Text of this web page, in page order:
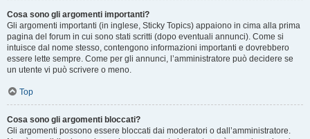
Cosa sono gli argomenti importanti?
Gli argomenti importanti (in inglese, Sticky Topics) appaiono in cima alla prima
pagina del forum in cui sono stati scritti (dopo eventuali annunci). Come si
intuisce dal nome stesso, contengono informazioni importanti e dovrebbero
essere lette sempre. Come per gli annunci, l’amministratore può decidere se
un utente vi può scrivere o meno.
Top
Cosa sono gli argomenti bloccati?
Gli argomenti possono essere bloccati dai moderatori o dall’amministratore.